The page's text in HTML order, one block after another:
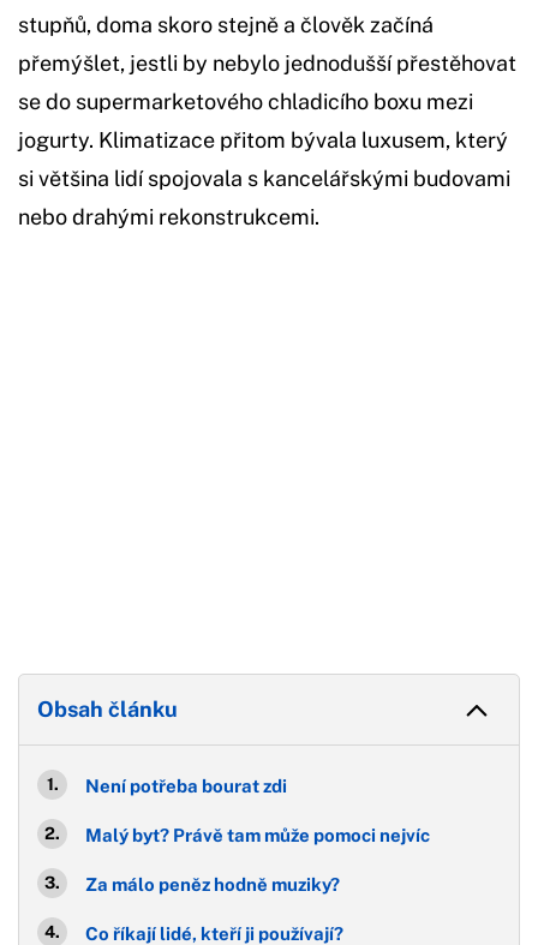
stupňů, doma skoro stejně a člověk začíná
přemýšlet, jestli by nebylo jednodušší přestěhovat
se do supermarketového chladicího boxu mezi
jogurty. Klimatizace přitom bývala luxusem, který
si většina lidí spojovala s kancelářskými budovami
nebo drahými rekonstrukcemi.
Obsah článku
Není potřeba bourat zdi
Malý byt? Právě tam může pomoci nejvíc
Za málo peněz hodně muziky?
Co říkají lidé, kteří ji používají?